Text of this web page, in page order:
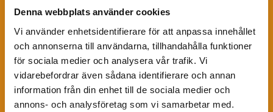
Denna webbplats använder cookies
Vi använder enhetsidentifierare för att anpassa innehållet
och annonserna till användarna, tillhandahålla funktioner
för sociala medier och analysera vår trafik. Vi
vidarebefordrar även sådana identifierare och annan
information från din enhet till de sociala medier och
annons- och analysföretag som vi samarbetar med.